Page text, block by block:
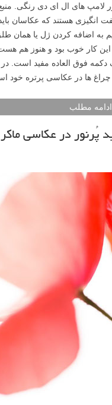
انگیزی هستند که عکاسان
به اضافه کردن ژل یا همان
کار خوب بود و هنوز هم هست،
دکمه فوق العاده مفید است.
ها در عکاسی پرتره خود
ادامه مطلب
پُرنور در عکاسی